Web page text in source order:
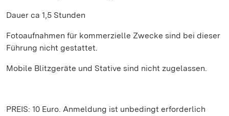
Dauer ca 1,5 Stunden
Fotoaufnahmen für kommerzielle Zwecke sind bei dieser
Führung nicht gestattet.
Mobile Blitzgeräte und Stative sind nicht zugelassen.
PREIS: 10 Euro. Anmeldung ist unbedingt erforderlich